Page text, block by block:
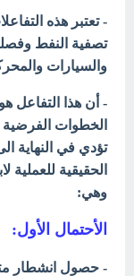
- تعتبر هذه
تصفية النفط
والسيارات
- أن هذا التفاعل
الخطوات الفرضية
تؤدي في النهاية
الحقيقية للعملية
وهي:
الأحتمال الأول:
- حصول انشطار